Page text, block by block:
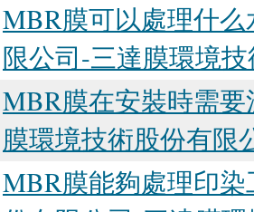
MBR膜可以處理什
限公司-三達膜環境
MBR膜在安裝時需
膜環境技術股份有限
MBR膜能夠處理印